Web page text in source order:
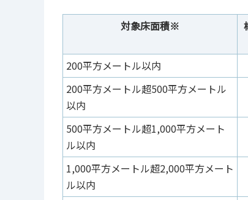
対象床面積※
200平方メートル以内
200平方メートル超500平方メートル
以内
500平方メートル超1,000平方メート
ル以内
1,000平方メートル超2,000平方メート
ル以内